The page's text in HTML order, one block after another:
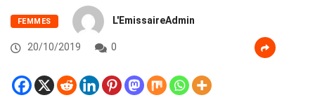
FEMMES L'EmissaireAdmin
20/10/2019 0